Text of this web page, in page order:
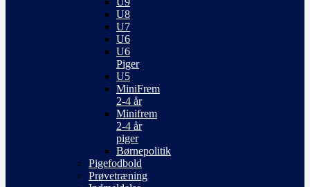
U8
U7
U6
U6
Piger
U5
MiniFrem
2-4 år
Minifrem
2-4 år
piger
Børnepolitik
Pigefodbold
Prøvetræning